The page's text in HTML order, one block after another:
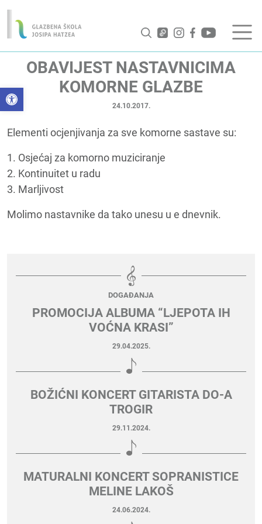
Open toolbar
OBAVIJEST NASTAVNICIMA
KOMORNE GLAZBE
24.10.2017.
Elementi ocjenjivanja za sve komorne sastave su:
1. Osjećaj za komorno muziciranje
2. Kontinuitet u radu
3. Marljivost
Molimo nastavnike da tako unesu u e dnevnik.
DOGAĐANJA
PROMOCIJA ALBUMA “LJEPOTA IH
VOĆNA KRASI”
29.04.2025.
BOŽIĆNI KONCERT GITARISTA DO-A
TROGIR
29.11.2024.
MATURALNI KONCERT SOPRANISTICE
MELINE LAKOŠ
24.06.2024.